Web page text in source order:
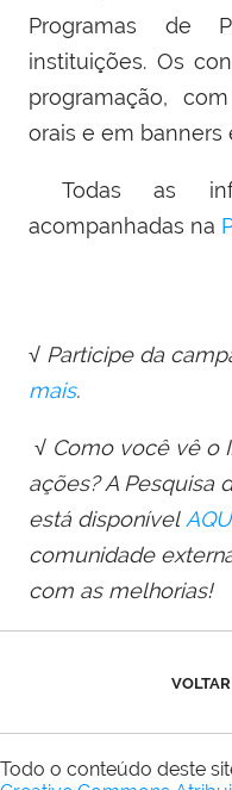
Programas de
instituições. Os
programação,
orais e em banners
Todas as
acompanhadas na
√ Participe da
mais.
√ Como você vê o
ações? A Pesquisa
está disponível
comunidade
com as melhorias!
Todo o conteúdo deste